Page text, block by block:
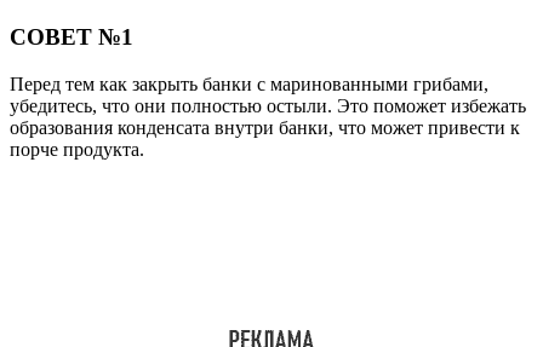
СОВЕТ №1
Перед тем как закрыть банки с маринованными грибами,
убедитесь, что они полностью остыли. Это поможет избежать
образования конденсата внутри банки, что может привести к
порче продукта.